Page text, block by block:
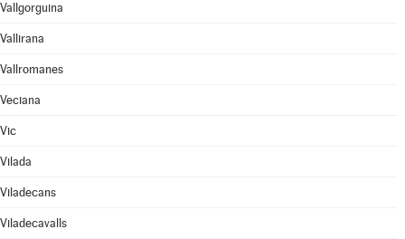
Vallgorguina
Vallirana
Vallromanes
Veciana
Vic
Vilada
Viladecans
Viladecavalls